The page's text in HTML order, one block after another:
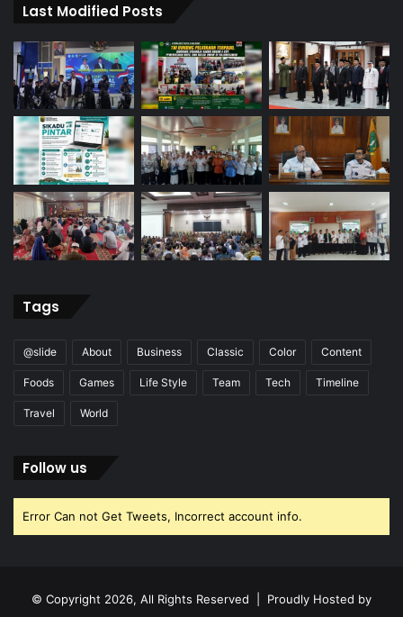
Last Modified Posts
Tags
@slide About Business Classic Color Content
Foods Games Life Style Team Tech Timeline
Travel World
Follow us
Error Can not Get Tweets, Incorrect account info.
© Copyright 2026, All Rights Reserved | Proudly Hosted by